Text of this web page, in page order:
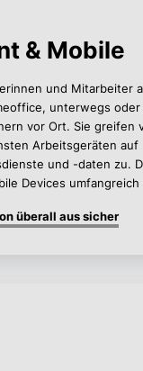
& Mobile
und Mitarbeiter
unterwegs oder
vor Ort. Sie greifen
Arbeitsgeräten auf
und -daten zu.
Devices
überall aus sicher